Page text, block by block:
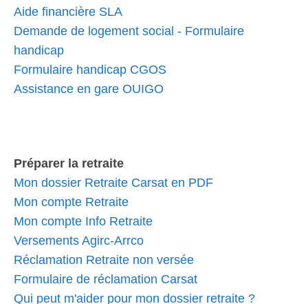
Aide financière SLA
Demande de logement social - Formulaire
handicap
Formulaire handicap CGOS
Assistance en gare OUIGO
Préparer la retraite
Mon dossier Retraite Carsat en PDF
Mon compte Retraite
Mon compte Info Retraite
Versements Agirc-Arrco
Réclamation Retraite non versée
Formulaire de réclamation Carsat
Qui peut m'aider pour mon dossier retraite ?